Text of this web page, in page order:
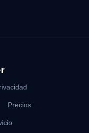
Precios